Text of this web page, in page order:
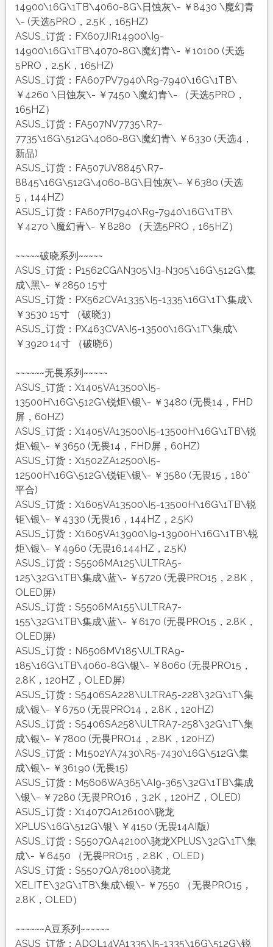
14900\16G\1TB\4060-8G\日蚀灰\- ￥8430 \魔幻青
\- (天选5PRO，2.5K，165HZ)
ASUS_订货：FX607JIR14900\I9-
14900\16G\1TB\4070-8G\魔幻青\- ￥10100 (天选
5PRO，2.5K，165HZ)
ASUS_订货：FA607PV7940\R9-7940\16G\1TB\
￥4260 \日蚀灰\- ￥7450 \魔幻青\- （天选5PRO，
165HZ）
ASUS_订货：FA507NV7735\R7-
7735\16G\512G\4060-8G\魔幻青\ ￥6330 (天选4，
新品)
ASUS_订货：FA507UV8845\R7-
8845\16G\512G\4060-8G\日蚀灰\- ￥6380 (天选
5，144HZ)
ASUS_订货：FA607PI7940\R9-7940\16G\1TB\
￥4270 \魔幻青\- ￥8280 （天选5PRO，165HZ）
~~~~~破晓系列~~~~~
ASUS_订货：P1562CGAN305\I3-N305\16G\512G\集
成\黑\- ￥2850 15寸
ASUS_订货：PX562CVA1335\I5-1335\16G\1T\集成\
￥3530 15寸 （破晓3）
ASUS_订货：PX463CVA\I5-13500\16G\1T\集成\
￥3920 14寸 （破晓6）
~~~~~~无畏系列~~~~~
ASUS_订货：X1405VA13500\I5-
13500H\16G\512G\锐炬\银\- ￥3480 (无畏14，FHD
屏，60HZ)
ASUS_订货：X1405VA13500\I5-13500H\16G\1TB\锐
炬\银\- ￥3650 (无畏14，FHD屏，60HZ)
ASUS_订货：X1502ZA12500\I5-
12500H\16G\512G\锐钜\银\- ￥3580 (无畏15，180°
平合)
ASUS_订货：X1605VA13500\I5-13500H\16G\1TB\锐
钜\银\- ￥4330 (无畏16，144HZ，2.5K)
ASUS_订货：X1605VA13900\I9-13900H\16G\1TB\锐
炬\银\- ￥4960 (无畏16,144HZ，2.5K)
ASUS_订货：S5506MA125\ULTRA5-
125\32G\1TB\集成\蓝\- ￥5720 (无畏PRO15，2.8K，
OLED屏)
ASUS_订货：S5506MA155\ULTRA7-
155\32G\1TB\集成\蓝\- ￥6170 (无畏PRO15，2.8K，
OLED屏)
ASUS_订货：N6506MV185\ULTRA9-
185\16G\1TB\4060-8G\银\- ￥8060 (无畏PRO15，
2.8K，120HZ，OLED屏)
ASUS_订货：S5406SA228\ULTRA5-228\32G\1T\集
成\银\- ￥6750 (无畏PRO14，2.8K，120HZ)
ASUS_订货：S5406SA258\ULTRA7-258\32G\1T\集
成\银\- ￥7800 (无畏PRO14，2.8K，120HZ)
ASUS_订货：M1502YA7430\R5-7430\16G\512G\集
成\银\- ￥36190 (无畏15)
ASUS_订货：M5606WA365\AI9-365\32G\1TB\集成
\银\- ￥7280 (无畏PRO16，3.2K，120HZ，OLED)
ASUS_订货：X1407QA126100\骁龙
XPLUS\16G\512G\银\ ￥4150 (无畏14AI版)
ASUS_订货：S5507QA42100\骁龙XPLUS\32G\1T\集
成\- ￥6450 （无畏PRO15，2.8K，OLED）
ASUS_订货：S5507QA78100\骁龙
XELITE\32G\1TB\集成\银\- ￥7550 （无畏PRO15，
2.8K，OLED）
~~~~~~A豆系列~~~~~~
ASUS_订货：ADOL14VA1335\I5-1335\16G\512G\锐